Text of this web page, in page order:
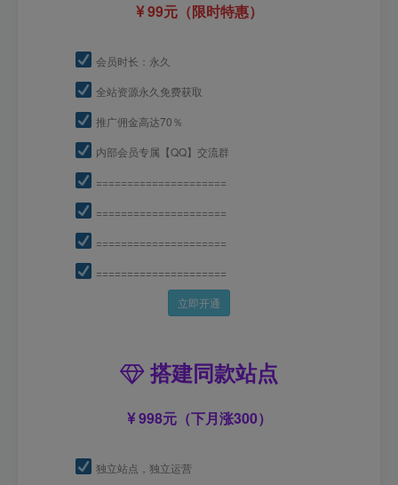
99元（限时特惠）
会员时长：永久
全站资源永久免费获取
推广佣金高达70％
内部会员专属【QQ】交流群
=====================
=====================
=====================
=====================
立即开通
搭建同款站点
998元（下月涨300）
独立站点，独立运营